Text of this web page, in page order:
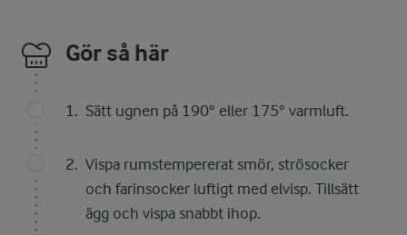
Gör så här
Sätt ugnen på 190° eller 175° varmluft.
Vispa rumstempererat smör, strösocker
och farinsocker luftigt med elvisp. Tillsätt
ägg och vispa snabbt ihop.